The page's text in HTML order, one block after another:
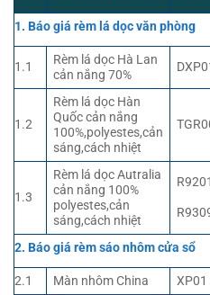
1. Báo giá rèm lá dọc văn phòng
1.1
Rèm lá dọc Hà Lan
cản nắng 70%
1.2
Rèm lá dọc Hàn
Quốc cản nắng
100%,polyestes,cản
sáng,cách nhiệt
1.3
Rèm lá dọc Autralia
cản nắng 100%
polyestes,cản
sáng,cách nhiệt
2. Báo giá rèm sáo nhôm cửa sổ
2.1 Màn nhôm China XP01